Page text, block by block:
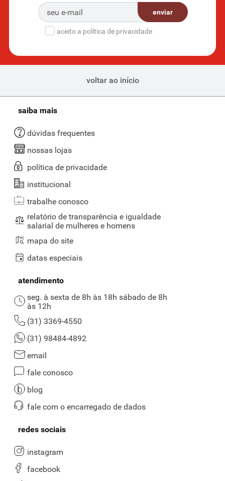
enviar
aceito a política de privacidade
voltar ao início
saiba mais
dúvidas frequentes
nossas lojas
política de privacidade
institucional
trabalhe conosco
relatório de transparência e igualdade
salarial de mulheres e homens
mapa do site
datas especiais
atendimento
seg. à sexta de 8h às 18h sábado de 8h
às 12h
(31) 3369-4550
(31) 98484-4892
email
fale conosco
blog
fale com o encarregado de dados
redes sociais
instagram
facebook